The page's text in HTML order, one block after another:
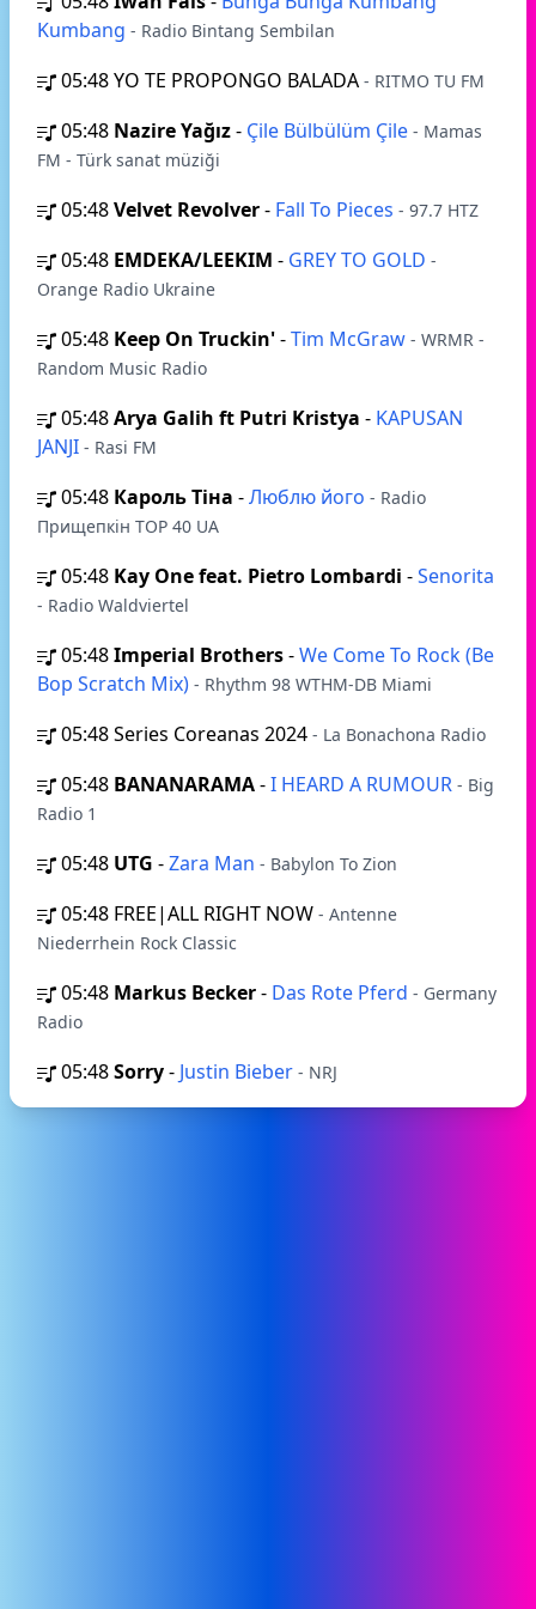
Kumbang - Radio Bintang Sembilan
05:48YO TE PROPONGO BALADA - RITMO TU FM
05:48 Nazire Yağız- Çile Bülbülüm Çile - Mamas
FM - Türk sanat müziği
05:48Velvet Revolver- Fall To Pieces - 97.7 HTZ
05:48 EMDEKA/LEEKIM - GREY TO GOLD -
Orange Radio Ukraine
05:48 Keep On Truckin'-Tim McGraw - WRMR -
Random Music Radio
05:48Arya Galih ft Putri Kristya - KAPUSAN
JANJI - Rasi FM
05:48 Кароль Тіна -Люблю його - Radio
Прищепкін TOP 40 UA
05:48 Kay One feat. Pietro Lombardi -Senorita
- Radio Waldviertel
05:48Imperial Brothers-We Come To Rock (Be
Bop Scratch Mix) - Rhythm 98 WTHM-DB Miami
05:48Series Coreanas 2024 - La Bonachona Radio
05:48 BANANARAMA-I HEARD A RUMOUR - Big
Radio 1
05:48 UTG -Zara Man - Babylon To Zion
05:48 FREE|ALL RIGHT NOW - Antenne
Niederrhein Rock Classic
05:48 Markus Becker- Das Rote Pferd - Germany
Radio
05:48Sorry- Justin Bieber - NRJ